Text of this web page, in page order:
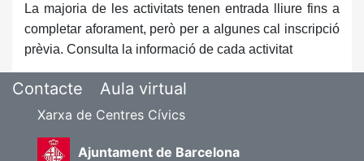
La majoria de les activitats tenen entrada lliure fins a
completar aforament, però per a algunes cal inscripció
prèvia. Consulta la informació de cada activitat
Contacte Aula virtual
Xarxa de Centres Cívics
Ajuntament de Barcelona